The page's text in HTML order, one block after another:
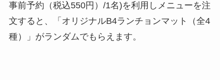
事前予約（税込550円）/1名)を利用しメニューを注
文すると、「オリジナルB4ランチョンマット（全4
種）」がランダムでもらえます。